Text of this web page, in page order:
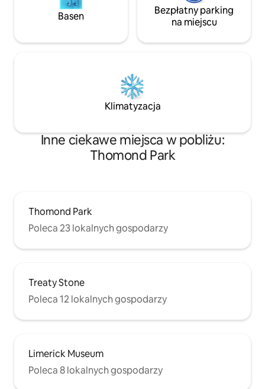
Basen
Bezpłatny parking
na miejscu
Klimatyzacja
Inne ciekawe miejsca w pobliżu:
Thomond Park
Thomond Park
Poleca 23 lokalnych gospodarzy
Treaty Stone
Poleca 12 lokalnych gospodarzy
Limerick Museum
Poleca 8 lokalnych gospodarzy